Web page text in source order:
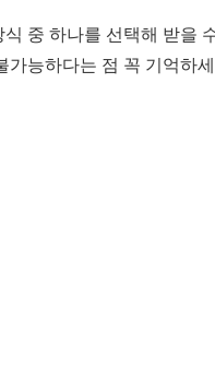
중 하나를 선택해 받을
가능하다는 점 꼭 기억하